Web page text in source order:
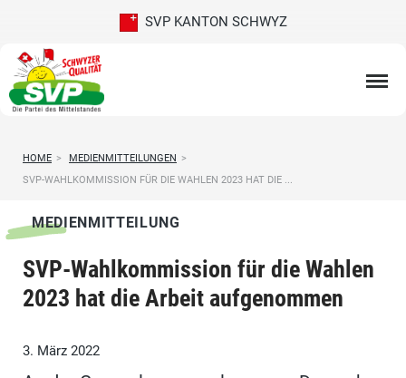
SVP KANTON SCHWYZ
HOME > MEDIENMITTEILUNGEN >
SVP-WAHLKOMMISSION FÜR DIE WAHLEN 2023 HAT DIE ...
MEDIENMITTEILUNG
SVP-Wahlkommission für die Wahlen
2023 hat die Arbeit aufgenommen
3. März 2022